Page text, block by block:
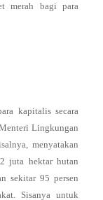
merah bagi para
kapitalis secara
Lingkungan
menyatakan
juta hektar hutan
sekitar 95 persen
Sisanya untuk